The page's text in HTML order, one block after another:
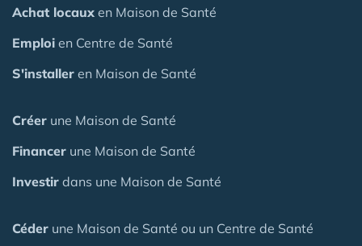
Achat locaux en Maison de Santé
Emploi en Centre de Santé
S'installer en Maison de Santé
Créer une Maison de Santé
Financer une Maison de Santé
Investir dans une Maison de Santé
Céder une Maison de Santé ou un Centre de Santé